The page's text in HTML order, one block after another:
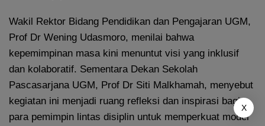
Wakil Rektor Bidang Pendidikan dan Pengajaran UGM,
Prof Dr Wening Udasmoro, menilai bahwa
kepemimpinan masa kini menuntut visi yang inklusif
dan kolaboratif. Sementara Dekan Sekolah
Pascasarjana UGM, Prof Dr Siti Malkhamah, menyebut
kegiatan ini menjadi ruang refleksi dan inspirasi bagi
para pemimpin lintas disiplin untuk memperkuat model
X